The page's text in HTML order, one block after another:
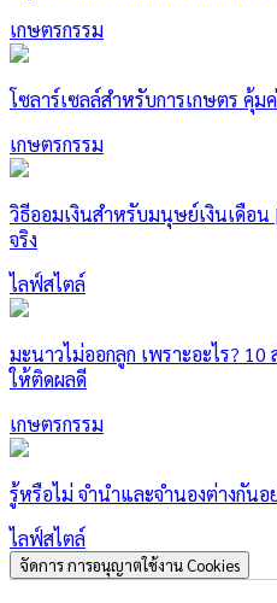
เกษตรกรรม
โซลาร์เซลล์สำหรับการเกษตร คุ้ม
เกษตรกรรม
วิธีออมเงินสำหรับมนุษย์เงินเดือน
จริง
ไลฟ์สไตล์
มะนาวไม่ออกลูก เพราะอะไร?
ให้ติดผลดี
เกษตรกรรม
รู้หรือไม่ จำนำและจำนองต่างกันอ
ไลฟ์สไตล์
จัดการ การอนุญาตใช้งาน Cookies